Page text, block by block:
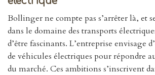
Bollinger ne compte pas s’arrêter là, et
dans le domaine des transports
d’être fascinants. L’entreprise envisage
de véhicules électriques pour répondre
du marché. Ces ambitions s’inscrivent